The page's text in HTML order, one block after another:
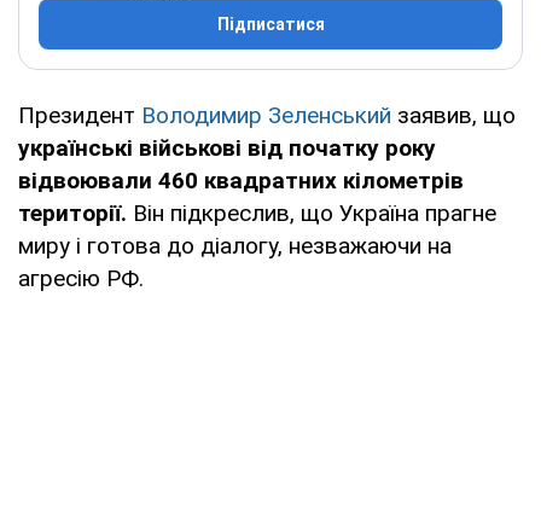
Підписатися
Президент Володимир Зеленський заявив, що
українські військові від початку року
відвоювали 460 квадратних кілометрів
території. Він підкреслив, що Україна прагне
миру і готова до діалогу, незважаючи на
агресію РФ.